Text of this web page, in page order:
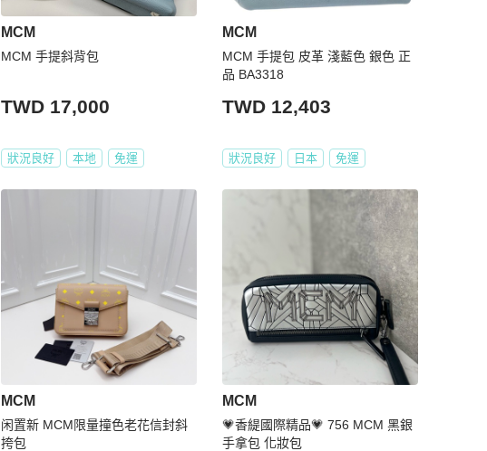
MCM
MCM 手提斜背包
TWD 17,000
狀況良好 本地 免運
MCM
MCM 手提包 皮革 淺藍色 銀色 正
品 BA3318
TWD 12,403
狀況良好 日本 免運
MCM
闲置新 MCM限量撞色老花信封斜
挎包
MCM
💗香緹國際精品💗 756 MCM 黑銀
手拿包 化妝包